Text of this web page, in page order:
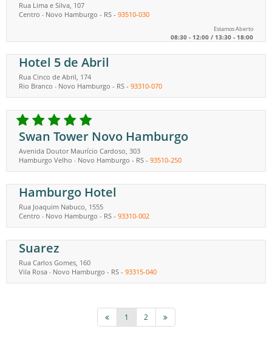
Rua Lima e Silva, 107
Centro - Novo Hamburgo - RS - 93510-030
Estamos Aberto
08:30 - 12:00 / 13:30 - 18:00
Hotel 5 de Abril
Rua Cinco de Abril, 174
Rio Branco - Novo Hamburgo - RS - 93310-070
Swan Tower Novo Hamburgo
Avenida Doutor Maurício Cardoso, 303
Hamburgo Velho - Novo Hamburgo - RS - 93510-250
Hamburgo Hotel
Rua Joaquim Nabuco, 1555
Centro - Novo Hamburgo - RS - 93310-002
Suarez
Rua Carlos Gomes, 160
Vila Rosa - Novo Hamburgo - RS - 93315-040
1 2